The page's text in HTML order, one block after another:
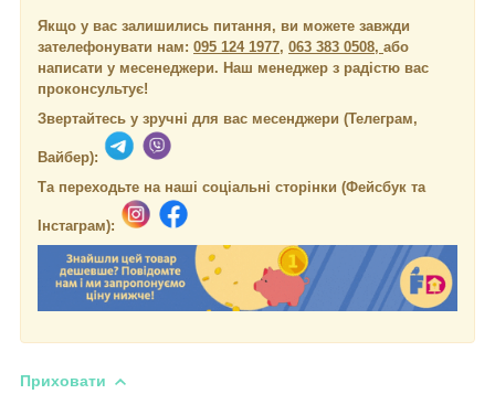
Якщо у вас залишились питання, ви можете завжди
зателефонувати нам: 095 124 1977, 063 383 0508, або
написати у месенеджери. Наш менеджер з радістю вас
проконсультує!
Звертайтесь у зручні для вас месенджери (Телеграм,
Вайбер):
Та переходьте на наші соціальні сторінки (Фейсбук та
Інстаграм):
Приховати